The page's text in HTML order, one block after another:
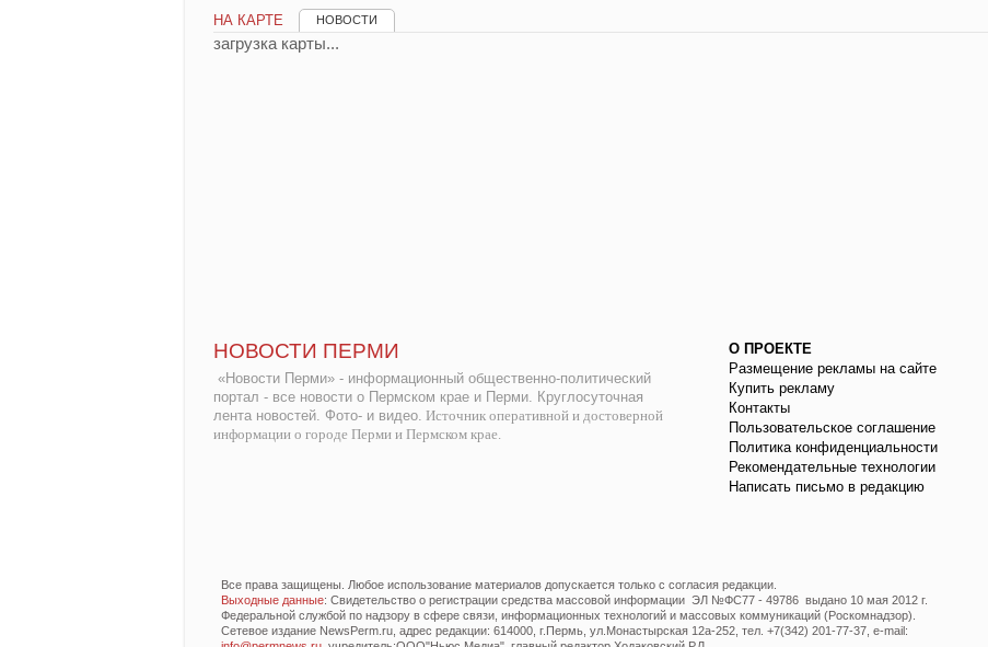
НА КАРТЕ НОВОСТИ
загрузка карты...
НОВОСТИ ПЕРМИ
«Новости Перми» - информационный общественно-политический
портал - все новости о Пермском крае и Перми. Круглосуточная
лента новостей. Фото- и видео. Источник оперативной и достоверной
информации о городе Перми и Пермском крае.
О ПРОЕКТЕ
Размещение рекламы на сайте
Купить рекламу
Контакты
Пользовательское соглашение
Политика конфиденциальности
Рекомендательные технологии
Написать письмо в редакцию
Все права защищены. Любое использование материалов допускается только с согласия редакции.
Выходные данные: Свидетельство о регистрации средства массовой информации ЭЛ №ФС77 - 49786 выдано 10 мая 2012 г.
Федеральной службой по надзору в сфере связи, информационных технологий и массовых коммуникаций (Роскомнадзор).
Сетевое издание NewsPerm.ru, адрес редакции: 614000, г.Пермь, ул.Монастырская 12а-252, тел. +7(342) 201-77-37, e-mail: